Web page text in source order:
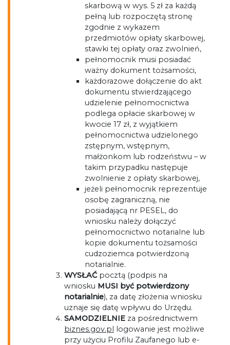
skarbową w wys. 5 zł za każdą
pełną lub rozpoczętą stronę
zgodnie z wykazem
przedmiotów opłaty skarbowej,
stawki tej opłaty oraz zwolnień,
pełnomocnik musi posiadać
ważny dokument tożsamości,
każdorazowe dołączenie do akt
dokumentu stwierdzającego
udzielenie pełnomocnictwa
podlega opłacie skarbowej w
kwocie 17 zł, z wyjątkiem
pełnomocnictwa udzielonego
zstępnym, wstępnym,
małżonkom lub rodzeństwu – w
takim przypadku następuje
zwolnienie z opłaty skarbowej,
jeżeli pełnomocnik reprezentuje
osobę zagraniczną, nie
posiadającą nr PESEL, do
wniosku należy dołączyć
pełnomocnictwo notarialne lub
kopie dokumentu tożsamości
cudzoziemca potwierdzoną
notarialnie.
WYSŁAĆpocztą (podpis na
wniosku MUSI być potwierdzony
notarialnie), za datę złożenia wniosku
uznaje się datę wpływu do Urzędu.
SAMODZIELNIEza pośrednictwem
biznes.gov.pl logowanie jest możliwe
przy użyciu Profilu Zaufanego lub e-